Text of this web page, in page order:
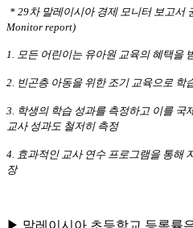
* 29차 말레이시아 경제 모니터 보고서
Monitor report)
1. 모든 어린이는 유아원 교육의 혜택을
2. 빈곤층 아동을 위한 조기 교육으로 학
3. 학생의 학습 성과를 측정하고 이를 국
교사 성과도 철저히 측정
4. 효과적인 교사 연수 프로그램을 통해
장
▶ 말레이시아 초등학교 등록률